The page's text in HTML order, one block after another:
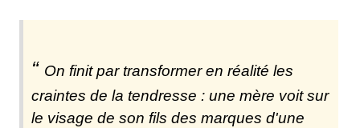
On finit par transformer en réalité les
craintes de la tendresse : une mère voit sur
le visage de son fils des marques d'une